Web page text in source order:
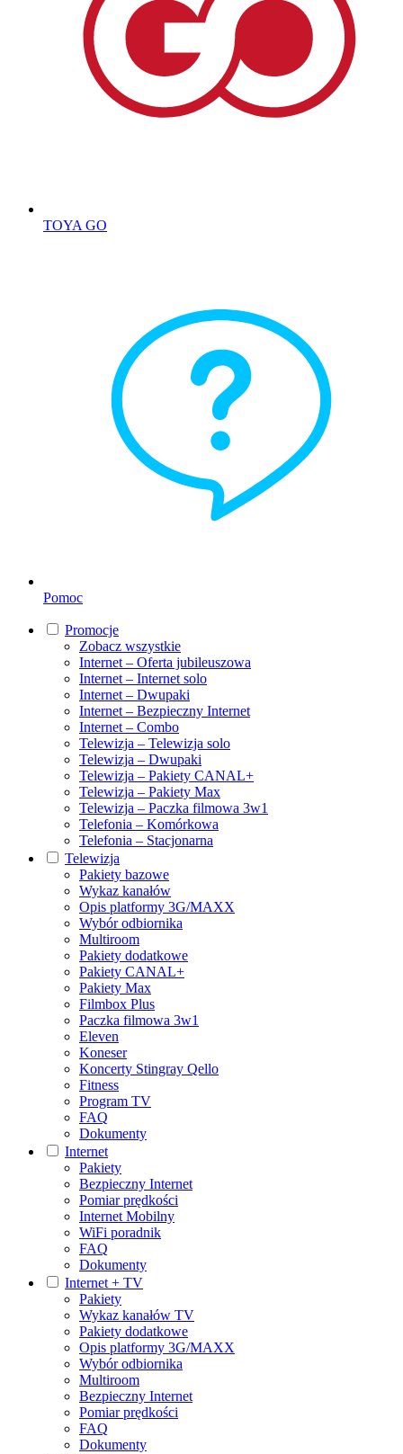
TOYA GO
Pomoc
Promocje
Zobacz wszystkie
Internet – Oferta jubileuszowa
Internet – Internet solo
Internet – Dwupaki
Internet – Bezpieczny Internet
Internet – Combo
Telewizja – Telewizja solo
Telewizja – Dwupaki
Telewizja – Pakiety CANAL+
Telewizja – Pakiety Max
Telewizja – Paczka filmowa 3w1
Telefonia – Komórkowa
Telefonia – Stacjonarna
Telewizja
Pakiety bazowe
Wykaz kanałów
Opis platformy 3G/MAXX
Wybór odbiornika
Multiroom
Pakiety dodatkowe
Pakiety CANAL+
Pakiety Max
Filmbox Plus
Paczka filmowa 3w1
Eleven
Koneser
Koncerty Stingray Qello
Fitness
Program TV
FAQ
Dokumenty
Internet
Pakiety
Bezpieczny Internet
Pomiar prędkości
Internet Mobilny
WiFi poradnik
FAQ
Dokumenty
Internet + TV
Pakiety
Wykaz kanałów TV
Pakiety dodatkowe
Opis platformy 3G/MAXX
Wybór odbiornika
Multiroom
Bezpieczny Internet
Pomiar prędkości
FAQ
Dokumenty